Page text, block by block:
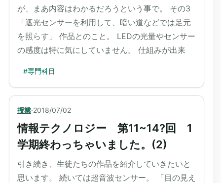
が、まあ内容はわかるだろうという事で。 その3
「遮光センサーを利用して、暗い道などでは足元
を照らす」 作品とのこと。 LEDの光量やセンサー
の感度は特に気にしていません。 仕組みが出来
#専門科目
授業·2018/07/02
情報テクノロジー 第11~14?回 1
学期終わっちゃいました。(2)
引き続き、生徒たちの作品を紹介していきたいと
思います。 続いては超音波センサー。 「目の見え